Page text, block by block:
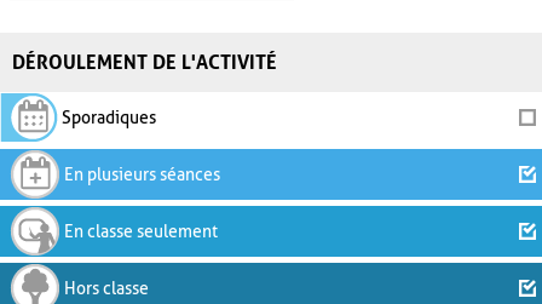
DÉROULEMENT DE L'ACTIVITÉ
Sporadiques
En plusieurs séances
En classe seulement
Hors classe